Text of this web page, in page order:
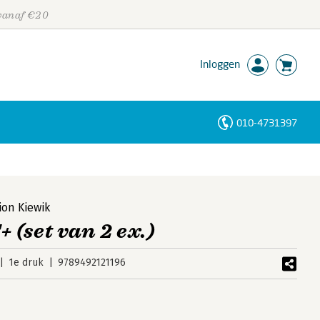
€20
Inloggen
010-4731397
Kiewik
(set van 2 ex.)
1e druk 9789492121196
Personen